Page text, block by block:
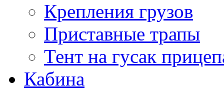
Крепления грузов
Приставные трапы
Тент на гусак
Кабина